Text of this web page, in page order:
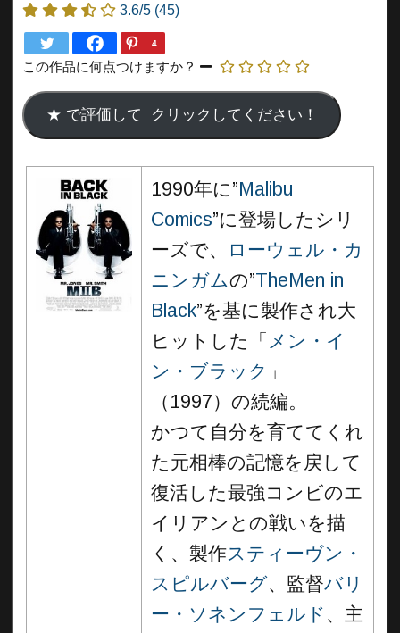
3.6/5 (45)
4
この作品に何点つけますか？
1990年に”Malibu
Comics”に登場したシリ
ーズで、
ローウェル・カ
ニンガムの”TheMen in
Black”を基に製作され大
ヒットした「 メン・イ
ン・ブラック 」
（1997）の続編。
かつて自分を育ててくれ
た元相棒の記憶を戻して
復活した最強コンビのエ
イリアンとの戦いを描
く、製作スティーヴン・
スピルバーグ、監督バリ
ー・ソネンフェルド 、主